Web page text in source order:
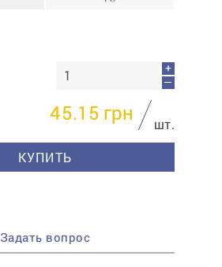
+
—
45.15 грн
шт.
КУПИТЬ
Задать вопрос